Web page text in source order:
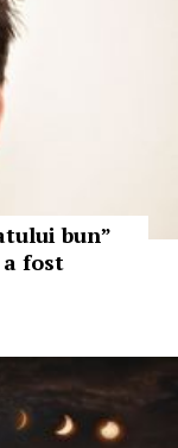
bun”
fost